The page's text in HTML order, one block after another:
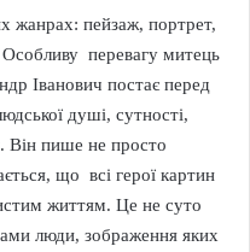
жанрах: пейзаж, портрет,
перевагу митець
Іванович постає перед
душі, сутності,
Він пише не просто
що всі герої картин
життям. Це не суто
люди, зображення яких